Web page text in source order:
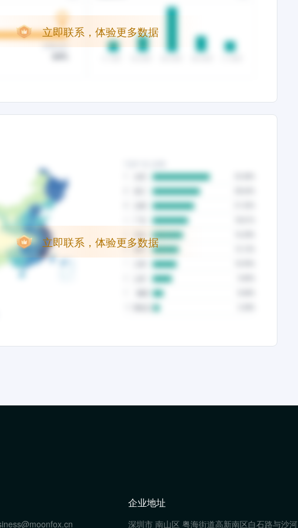
立即联系，体验更多数据
立即联系，体验更多数据
企业地址
深圳市 南山区 粤海街道高新南区白石路与沙河